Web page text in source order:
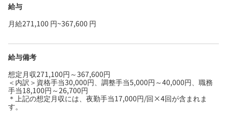
給与
月給271,100 円~367,600 円
給与備考
想定月収271,100円～367,600円
＜内訳＞資格手当30,000円、調整手当5,000円～40,000円、職務
手当18,100円～26,700円
＊上記の想定月収には、夜勤手当17,000円/回×4回が含まれま
す。